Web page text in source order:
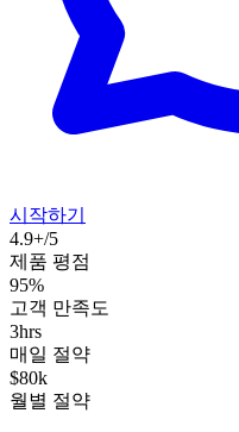
시작하기
4.9+/5
제품 평점
95%
고객 만족도
3hrs
매일 절약
$80k
월별 절약